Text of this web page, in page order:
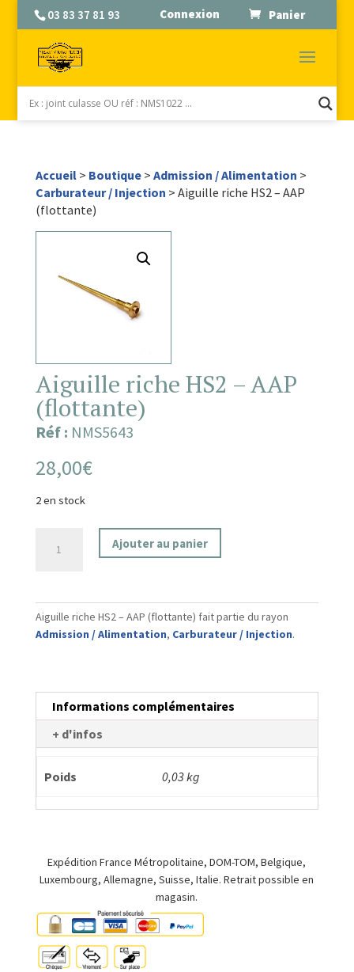
03 83 37 81 93 Connexion Panier
Accueil> Boutique> Admission / Alimentation >
Carburateur / Injection > Aiguille riche HS2 – AAP
(flottante)
Aiguille riche HS2 – AAP
(flottante)
Réf : NMS5643
28,00€
2 en stock
HS2
-
AAP
Ajouter au panier
Aiguille riche HS2 – AAP (flottante) fait partie du rayon
Admission / Alimentation, Carburateur / Injection.
Informations complémentaires
+ d'infos
Poids 0,03 kg
Expédition France Métropolitaine, DOM-TOM, Belgique,
Luxembourg, Allemagne, Suisse, Italie. Retrait possible en
magasin.